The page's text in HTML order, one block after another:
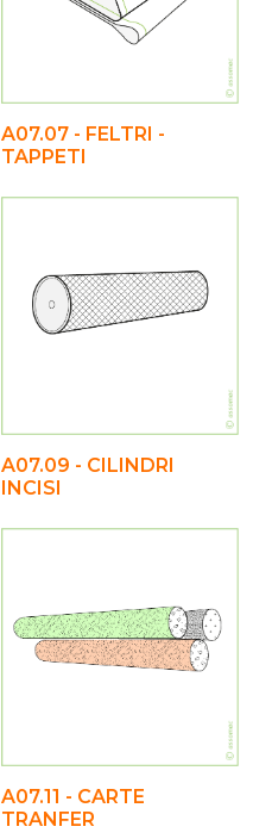
A07.07 - FELTRI -
TAPPETI
A07.09 - CILINDRI
INCISI
A07.11 - CARTE
TRANFER